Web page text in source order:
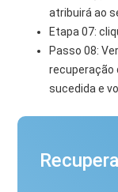
atribuirá ao
Etapa 07:
Passo 08:
recuperação
sucedida e